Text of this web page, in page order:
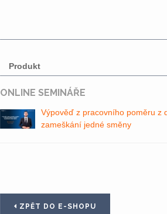
Produkt
ONLINE SEMINÁŘE
Výpověď z pracovního poměru z
zameškání jedné směny
ZPĚT DO E-SHOPU